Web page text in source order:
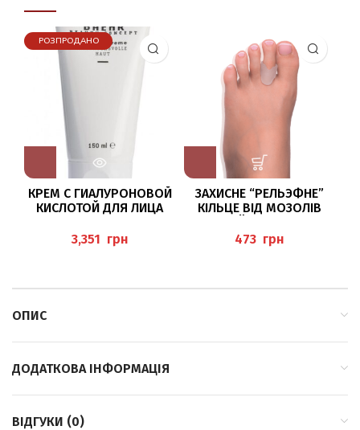
РОЗПРОДАНО
КРЕМ С ГИАЛУРОНОВОЙ
КИСЛОТОЙ ДЛЯ ЛИЦА
“HYALURONCREME”
BAEHR
грн
ЗАХИСНЕ “РЕЛЬЭФНЕ”
КІЛЬЦЕ ВІД МОЗОЛІВ
SCHUTZPOLSTER-RING”
PEDIBAEHR
грн
ОПИС
ДОДАТКОВА ІНФОРМАЦІЯ
ВІДГУКИ (0)